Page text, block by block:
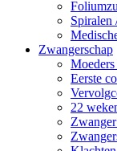
Spiralen
Zwangerschap
Eerste
22